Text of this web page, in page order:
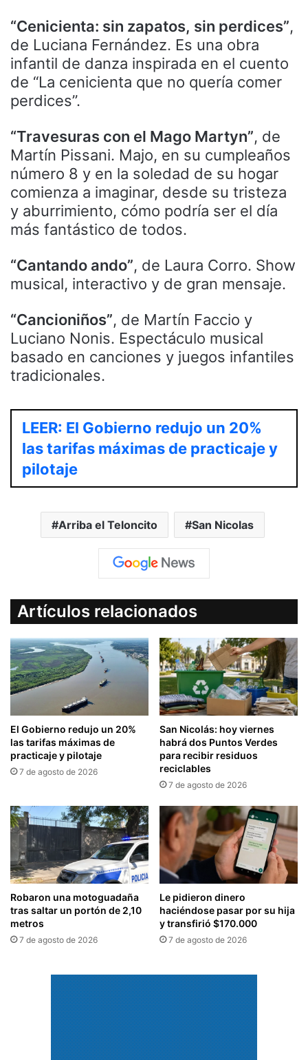
“Cenicienta: sin zapatos, sin perdices”,
de Luciana Fernández. Es una obra
infantil de danza inspirada en el cuento
de “La cenicienta que no quería comer
perdices”.
“Travesuras con el Mago Martyn”, de
Martín Pissani. Majo, en su cumpleaños
número 8 y en la soledad de su hogar
comienza a imaginar, desde su tristeza
y aburrimiento, cómo podría ser el día
más fantástico de todos.
“Cantando ando”, de Laura Corro. Show
musical, interactivo y de gran mensaje.
“Cancioniños”, de Martín Faccio y
Luciano Nonis. Espectáculo musical
basado en canciones y juegos infantiles
tradicionales.
LEER: El Gobierno redujo un 20%
las tarifas máximas de practicaje y
pilotaje
Arriba el Teloncito San Nicolas
Artículos relacionados
El Gobierno redujo un 20%
las tarifas máximas de
practicaje y pilotaje
7 de agosto de 2026
San Nicolás: hoy viernes
habrá dos Puntos Verdes
para recibir residuos
reciclables
7 de agosto de 2026
Robaron una motoguadaña
tras saltar un portón de 2,10
metros
7 de agosto de 2026
Le pidieron dinero
haciéndose pasar por su hija
y transfirió $170.000
7 de agosto de 2026